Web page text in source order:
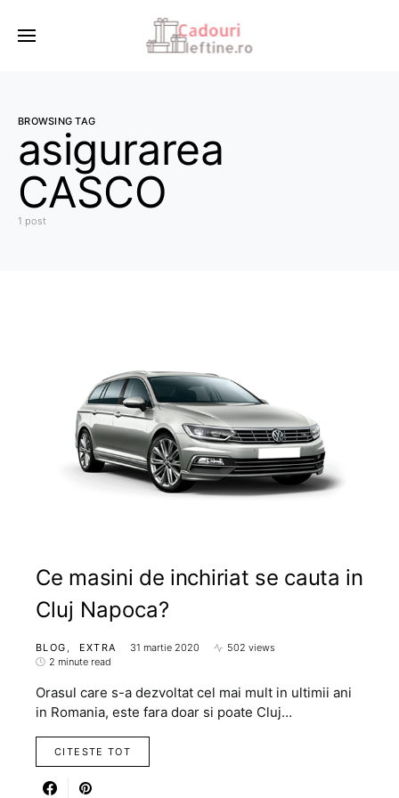
BROWSING TAG
asigurarea
CASCO
1 post
Ce masini de inchiriat se cauta in
Cluj Napoca?
BLOG EXTRA 31 martie 2020
502 views
2 minute read
Orasul care s-a dezvoltat cel mai mult in ultimii ani
in Romania, este fara doar si poate Cluj…
CITESTE TOT